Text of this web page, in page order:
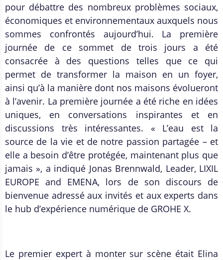
pour débattre des nombreux problèmes sociaux,
économiques et environnementaux auxquels nous
sommes confrontés aujourd’hui. La première
journée de ce sommet de trois jours a été
consacrée à des questions telles que ce qui
permet de transformer la maison en un foyer,
ainsi qu’à la manière dont nos maisons évolueront
à l’avenir. La première journée a été riche en idées
uniques, en conversations inspirantes et en
discussions très intéressantes. « L’eau est la
source de la vie et de notre passion partagée – et
elle a besoin d’être protégée, maintenant plus que
jamais », a indiqué Jonas Brennwald, Leader, LIXIL
EUROPE and EMENA, lors de son discours de
bienvenue adressé aux invités et aux experts dans
le hub d’expérience numérique de GROHE X.
Le premier expert à monter sur scène était Elina